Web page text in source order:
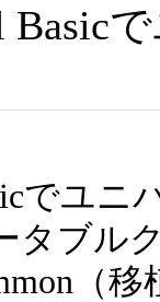
でユニ
タブル
（